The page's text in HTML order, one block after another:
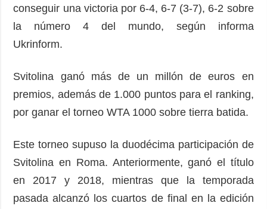
conseguir una victoria por 6-4, 6-7 (3-7), 6-2 sobre
la número 4 del mundo, según informa
Ukrinform.
Svitolina ganó más de un millón de euros en
premios, además de 1.000 puntos para el ranking,
por ganar el torneo WTA 1000 sobre tierra batida.
Este torneo supuso la duodécima participación de
Svitolina en Roma. Anteriormente, ganó el título
en 2017 y 2018, mientras que la temporada
pasada alcanzó los cuartos de final en la edición